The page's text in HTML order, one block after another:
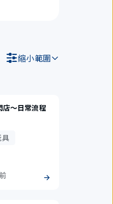
縮小範圍
店～日常流程
具